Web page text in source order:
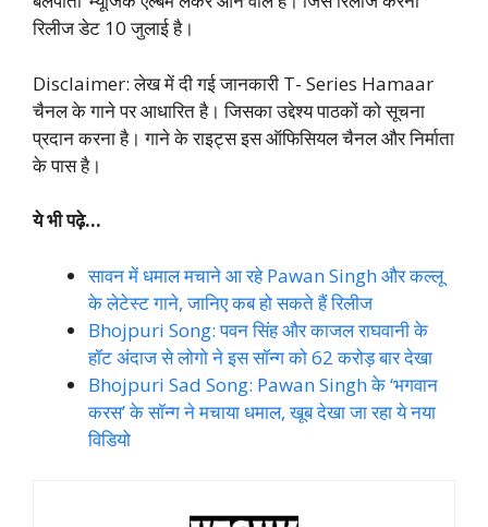
रिलीज डेट 10 जुलाई है।
Disclaimer: लेख में दी गई जानकारी T- Series Hamaar
चैनल के गाने पर आधारित है। जिसका उद्देश्य पाठकों को सूचना
प्रदान करना है। गाने के राइट्स इस ऑफिसियल चैनल और निर्माता
के पास है।
ये भी पढ़े…
सावन में धमाल मचाने आ रहे Pawan Singh और कल्लू
के लेटेस्ट गाने, जानिए कब हो सकते हैं रिलीज
Bhojpuri Song: पवन सिंह और काजल राघवानी के
हॉट अंदाज से लोगो ने इस सॉन्ग को 62 करोड़ बार देखा
Bhojpuri Sad Song: Pawan Singh के ‘भगवान
करस’ के सॉन्ग ने मचाया धमाल, खूब देखा जा रहा ये नया
विडियो